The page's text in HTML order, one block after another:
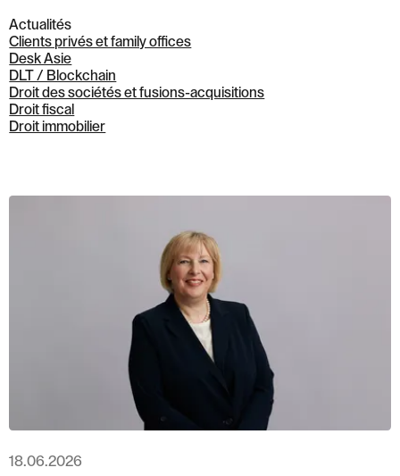
Actualités
Clients privés et family offices
Desk Asie
DLT / Blockchain
Droit des sociétés et fusions-acquisitions
Droit fiscal
Droit immobilier
18.06.2026